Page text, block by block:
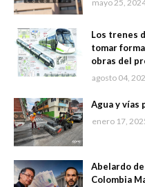
mayo 25,
Los trenes
tomar
obras del
agosto 04,
Agua y vías
enero 17,
Abelardo
Colombia